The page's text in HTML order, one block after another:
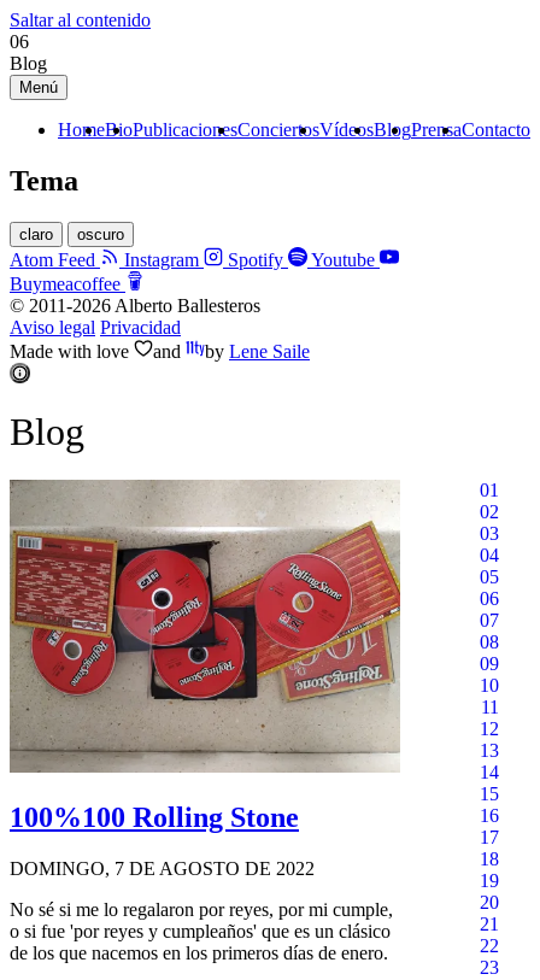
Saltar al contenido
06
Blog
Menú
HomeBioPublicacionesConciertosVídeosBlogPrensaContacto
Tema
claro oscuro
Atom Feed Instagram Spotify
Youtube
Buymeacoffee
© 2011-2026 Alberto Ballesteros
Aviso legal Privacidad
Made with love and by Lene Saile
Blog
100%100 Rolling Stone
DOMINGO, 7 DE AGOSTO DE 2022
No sé si me lo regalaron por reyes, por mi cumple,
o si fue 'por reyes y cumpleaños' que es un clásico
de los que nacemos en los primeros días de enero.
01
02
03
04
05
06
07
08
09
10
11
12
13
14
15
16
17
18
19
20
21
22
23